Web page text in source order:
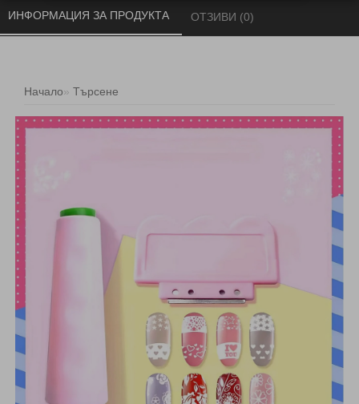
Начало Търсене
ИНФОРМАЦИЯ ЗА ПРОДУКТА ОТЗИВИ (0)